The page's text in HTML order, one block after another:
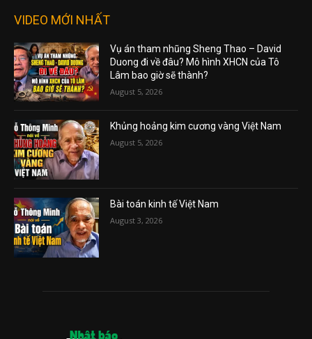
VIDEO MỚI NHẤT
Vụ án tham nhũng Sheng Thao – David
Duong đi về đâu? Mô hình XHCN của Tô
Lâm bao giờ sẽ thành?
August 5, 2026
Khủng hoảng kim cương vàng Việt Nam
August 5, 2026
Bài toán kinh tế Việt Nam
August 3, 2026